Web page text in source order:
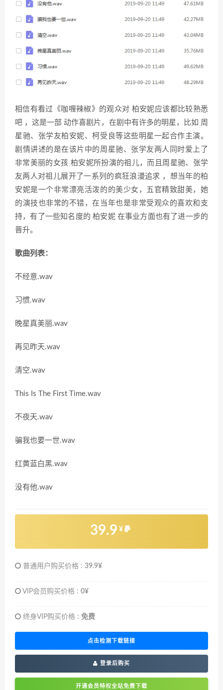
相信有看过《咖喱辣椒》的观众对 柏安妮应该都比较熟悉
吧 ，这是一部 动作喜剧片，在剧中有许多的明星，比如 周
星驰、张学友柏安妮、柯受良等这些明星一起合作主演。
剧情讲述的是在该片中的周星驰、张学友两人同时爱上了
非常美丽的女孩 柏安妮所扮演的祖儿，而且周星驰、张学
友两人对祖儿展开了一系列的疯狂浪漫追求 ，想当年的柏
安妮是一个非常漂亮活泼的的美少女，五官精致甜美，她
的演技也非常的不错，在当年也是非常受观众的喜欢和支
持，有了一些知名度的 柏安妮 在事业方面也有了进一步的
晋升。
歌曲列表：
不经意.wav
习惯.wav
晚星真美丽.wav
再见昨天.wav
清空.wav
This Is The First Time.wav
不夜天.wav
骗我也要一世.wav
红黄蓝白黑.wav
没有他.wav
39.9 ¥
普通用户购买价格 : 39.9¥
VIP会员购买价格 : 0¥
终身VIP购买价格 : 免费
点击检测下载链接
登录后购买
开通会员特权全站免费下载